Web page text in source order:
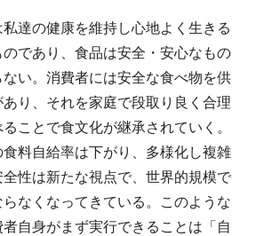
達の健康を維持し心地よく生きる
であり、食品は安全・安心なもの
い。消費者には安全な食べ物を供
り、それを家庭で段取り良く合理
ことで食文化が継承されていく。
食料自給率は下がり、多様化し複雑
性は新たな視点で、世界的規模で
なくなってきている。このような
自身がまず実行できることは「自